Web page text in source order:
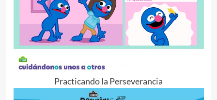
Practicando la Perseverancia